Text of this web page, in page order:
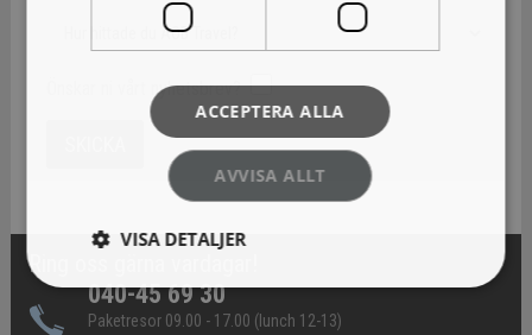
Önskar ni vårt nyhetsbrev?
Ring oss gärna vardagar!
040-45 69 30
Paketresor 09.00 - 17.00 (lunch 12-13)
ACCEPTERA ALLA
AVVISA ALLT
VISA DETALJER